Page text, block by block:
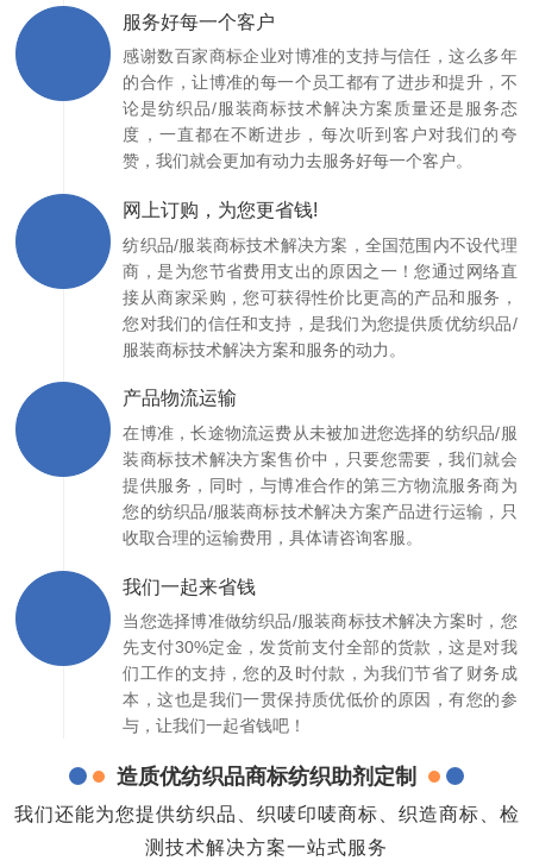
服务好每一个客户
感谢数百家商标企业对博准的支持与信任，这么多年
的合作，让博准的每一个员工都有了进步和提升，不
论是纺织品/服装商标技术解决方案质量还是服务态
度，一直都在不断进步，每次听到客户对我们的夸
赞，我们就会更加有动力去服务好每一个客户。
网上订购，为您更省钱!
纺织品/服装商标技术解决方案，全国范围内不设代理
商，是为您节省费用支出的原因之一！您通过网络直
接从商家采购，您可获得性价比更高的产品和服务，
您对我们的信任和支持，是我们为您提供质优纺织品/
服装商标技术解决方案和服务的动力。
产品物流运输
在博准，长途物流运费从未被加进您选择的纺织品/服
装商标技术解决方案售价中，只要您需要，我们就会
提供服务，同时，与博准合作的第三方物流服务商为
您的纺织品/服装商标技术解决方案产品进行运输，只
收取合理的运输费用，具体请咨询客服。
我们一起来省钱
当您选择博准做纺织品/服装商标技术解决方案时，您
先支付30%定金，发货前支付全部的货款，这是对我
们工作的支持，您的及时付款，为我们节省了财务成
本，这也是我们一贯保持质优低价的原因，有您的参
与，让我们一起省钱吧！
造质优纺织品商标纺织助剂定制
我们还能为您提供纺织品、织唛印唛商标、织造商标、检
测技术解决方案一站式服务